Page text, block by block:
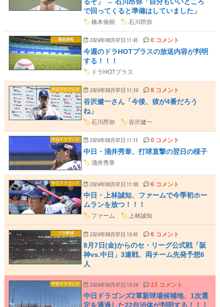
るぞ」 → 石川昂弥「自分もいいところ
で回ってくると準備はしていました」
🏷️橋本侑樹 🏷️石川昂弥
番組情報 2026年08月07日 11:45 0 コメント
今週のドラHOTプラスの放送内容が判明
する！！！
🏷️ ドラHOTプラス
中日ドラゴンズ 2026年08月07日 11:30 8 コメント
谷沢健一さん「今後、彼が4番だろう
ね」
🏷️石川昂弥 🏷️谷沢健一
中日ドラゴンズ 2026年08月07日 11:15 0 コメント
中日・涌井秀章、打球直撃の翌日の様子
🏷️涌井秀章
中日ドラゴンズ 2026年08月07日 11:00 6 コメント
中日・上林誠知、ファームで今季初ホー
ムランを放つ！！！
🏷️ ファーム 🏷️上林誠知
プロ野球 2026年08月07日 10:45 6 コメント
8月7日(金)からのセ・リーグ公式戦「阪
神vs.中日」3連戦、両チーム先発予想6
人
中日ドラゴンズ 2026年08月07日 10:30 23 コメント
中日ドラゴンズ2軍新球場候補地、1次選
定を通過した22自治体が判明する！！！